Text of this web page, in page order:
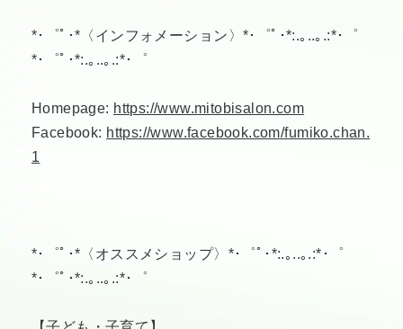
*･゜ﾟ･*〈インフォメーション〉*･゜ﾟ･*:.｡..｡.:*･゜
*･゜ﾟ･*:.｡..｡.:*･゜
Homepage: https://www.mitobisalon.com
Facebook: https://www.facebook.com/fumiko.chan.
1
*･゜ﾟ･*〈オススメショップ〉*･゜ﾟ･*:.｡..｡.:*･゜
*･゜ﾟ･*:.｡..｡.:*･゜